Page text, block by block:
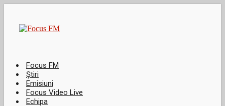
Focus FM
Știri
Emisiuni
Focus Video Live
Echipa